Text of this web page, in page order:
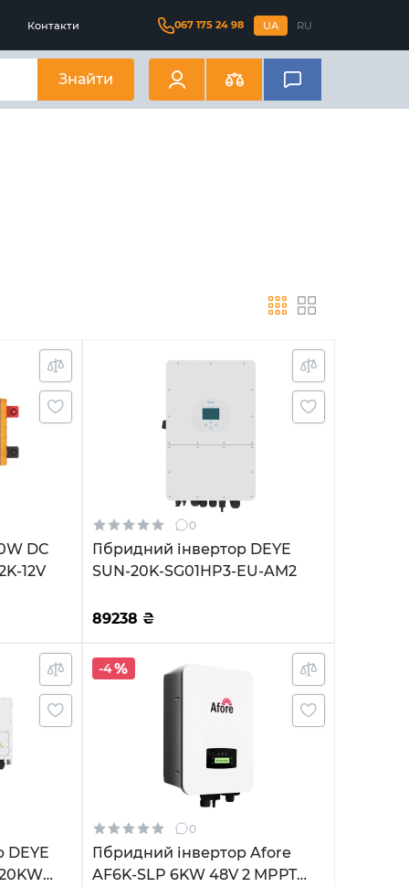
Контакти 067 175 24 98 UA RU
Знайти
DC
12V
0
Гібридний інвертор DEYE
SUN-20K-SG01HP3-EU-AM2
89238 ₴
-4
0
Гібридний інвертор Afore
AF6K-SLP 6KW 48V 2 MPPT